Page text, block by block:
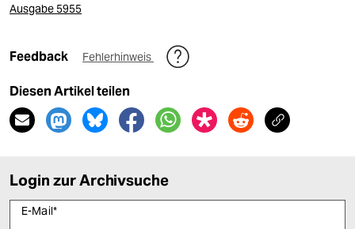
Ausgabe 5955
Feedback Fehlerhinweis
Diesen Artikel teilen
Login zur Archivsuche
E-Mail*